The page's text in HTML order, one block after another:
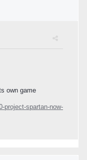
own game
project-spartan-now-